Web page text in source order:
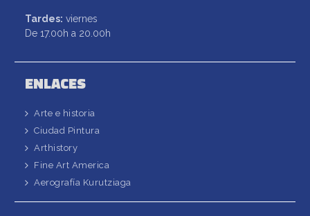
Tardes: viernes
De 17.00h a 20.00h
ENLACES
Arte e historia
Ciudad Pintura
Arthistory
Fine Art America
Aerografía Kurutziaga